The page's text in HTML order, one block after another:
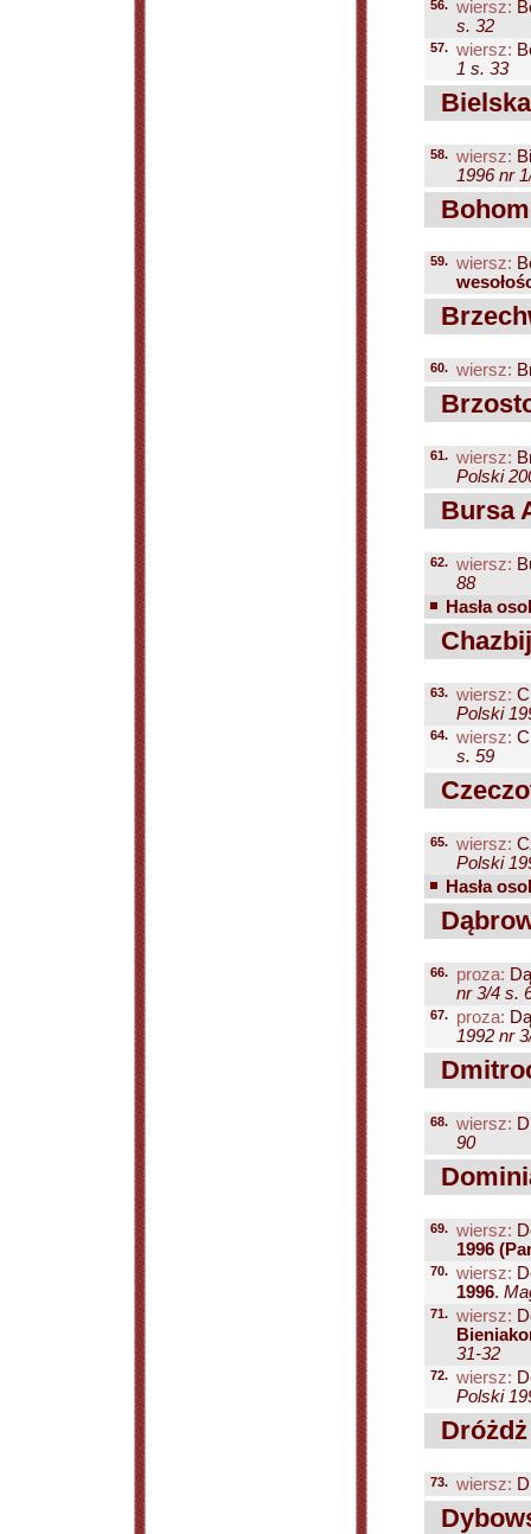
56. wiersz:
s. 32
57. wiersz:
1 s. 33
58. wiersz:
1996 nr
59. wiersz:
60. wiersz:
61. wiersz:
Polski
Bursa
62. wiersz:
88
Hasła
63. wiersz:
Polski
64. wiersz:
s. 59
65. wiersz:
Polski
Hasła
66. proza:
nr 3/4 s.
67. proza:
1992 nr
68. wiersz:
90
69. wiersz:
1996
70. wiersz:
1996.
71. wiersz:
31-32
72. wiersz:
Polski
73. wiersz: